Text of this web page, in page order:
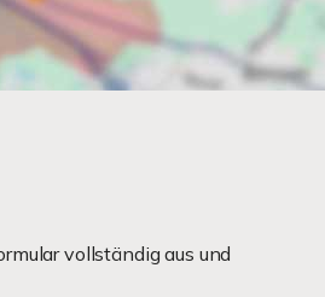
vollständig aus und